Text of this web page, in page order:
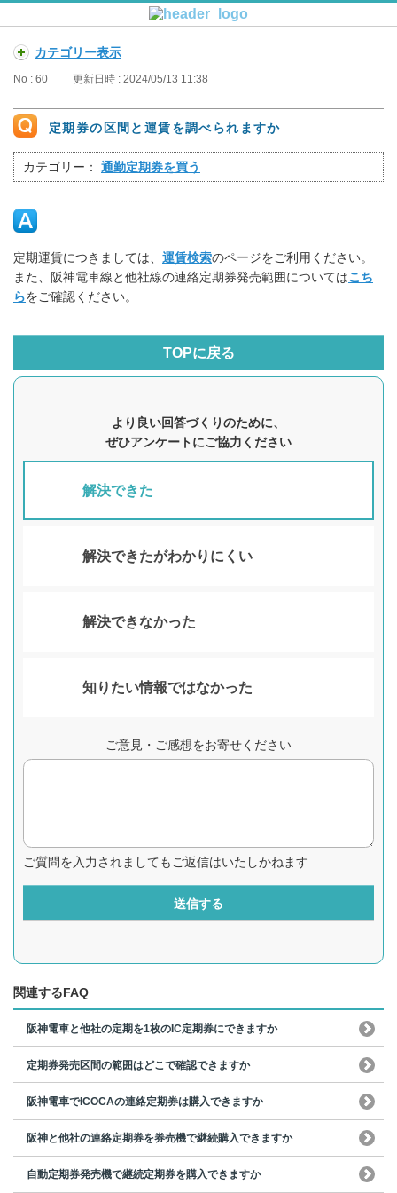
カテゴリー表示
No : 60 更新日時 : 2024/05/13 11:38
定期券の区間と運賃を調べられますか
カテゴリー： 通勤定期券を買う
定期運賃につきましては、 運賃検索のページをご利用ください。
また、阪神電車線と他社線の連絡定期券発売範囲についてはこち
らをご確認ください。
TOPに戻る
より良い回答づくりのために、
ぜひアンケートにご協力ください
解決できた
解決できたがわかりにくい
解決できなかった
知りたい情報ではなかった
ご意見・ご感想をお寄せください
ご質問を入力されましてもご返信はいたしかねます
送信する
関連するFAQ
阪神電車と他社の定期を1枚のIC定期券にできますか
定期券発売区間の範囲はどこで確認できますか
阪神電車でICOCAの連絡定期券は購入できますか
阪神と他社の連絡定期券を券売機で継続購入できますか
自動定期券発売機で継続定期券を購入できますか